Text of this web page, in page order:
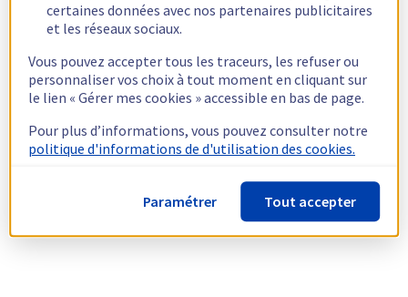
certaines données avec nos partenaires publicitaires
et les réseaux sociaux.
Vous pouvez accepter tous les traceurs, les refuser ou
personnaliser vos choix à tout moment en cliquant sur
le lien « Gérer mes cookies » accessible en bas de page.
Pour plus d’informations, vous pouvez consulter notre
politique d'informations de d'utilisation des cookies.
Paramétrer Tout accepter